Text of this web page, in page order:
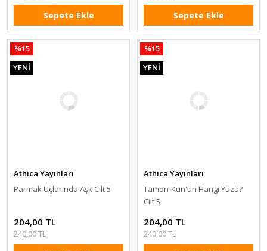
Sepete Ekle Sepete Ekle
%15
YENİ
Athica Yayınları
Parmak Uçlarında Aşk Cilt 5
204,00 TL
240,00 TL
%15
YENİ
Athica Yayınları
Tamon-Kun'un Hangi Yüzü?
Cilt 5
204,00 TL
240,00 TL